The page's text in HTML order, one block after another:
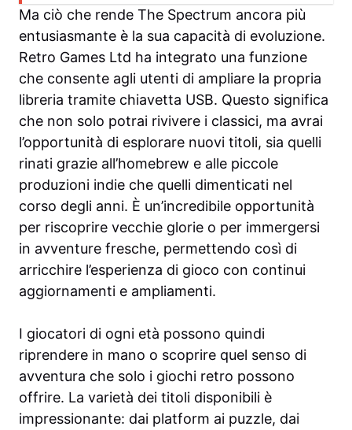
Ma ciò che rende The Spectrum ancora più
entusiasmante è la sua capacità di evoluzione.
Retro Games Ltd ha integrato una funzione
che consente agli utenti di ampliare la propria
libreria tramite chiavetta USB. Questo significa
che non solo potrai rivivere i classici, ma avrai
l’opportunità di esplorare nuovi titoli, sia quelli
rinati grazie all’homebrew e alle piccole
produzioni indie che quelli dimenticati nel
corso degli anni. È un’incredibile opportunità
per riscoprire vecchie glorie o per immergersi
in avventure fresche, permettendo così di
arricchire l’esperienza di gioco con continui
aggiornamenti e ampliamenti.
I giocatori di ogni età possono quindi
riprendere in mano o scoprire quel senso di
avventura che solo i giochi retro possono
offrire. La varietà dei titoli disponibili è
impressionante: dai platform ai puzzle, dai